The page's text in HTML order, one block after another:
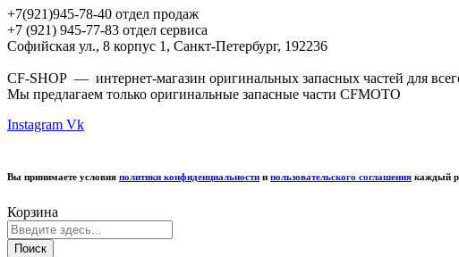
+7(921)945-78-40 отдел продаж
+7 (921) 945-77-83 отдел сервиса
Софийская ул., 8 корпус 1, Санкт-Петербург, 192236
CF-SHOP — интернет-магазин оригинальных запасных частей для
Мы предлагаем только оригинальные запасные части CFMOTO
Instagram Vk
Вы принимаете условия политики конфиденциальности и пользовательского соглашения каждый
Корзина